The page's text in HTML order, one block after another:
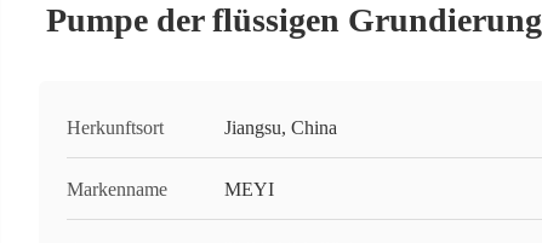
Pumpe der flüssigen Grundierung
Herkunftsort Jiangsu, China
Markenname MEYI